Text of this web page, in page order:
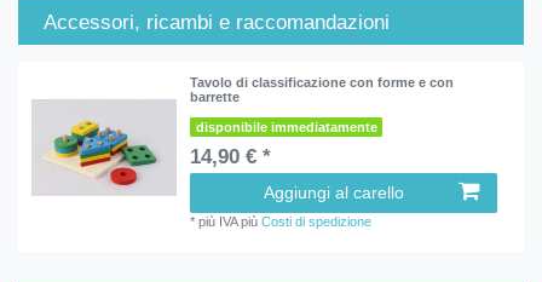
Accessori, ricambi e raccomandazioni
Tavolo di classificazione con forme e con
barrette
disponibile immediatamente
14,90 € *
Aggiungi al carello
*più IVApiùCosti di spedizione